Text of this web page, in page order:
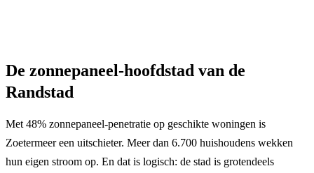
De zonnepaneel-hoofdstad van de
Randstad
Met 48% zonnepaneel-penetratie op geschikte woningen is
Zoetermeer een uitschieter. Meer dan 6.700 huishoudens wekken
hun eigen stroom op. En dat is logisch: de stad is grotendeels